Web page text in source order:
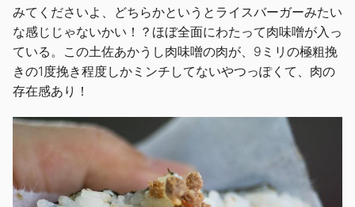
みてくださいよ、どちらかというとライスバーガーみたい
な感じじゃないかい！？ほぼ全面にわたって肉味噌が入っ
ている。この土佐あかうし肉味噌の肉が、9ミリの極粗挽
きの1度挽き程度しかミンチしてないやつっぽくて、肉の
存在感あり！